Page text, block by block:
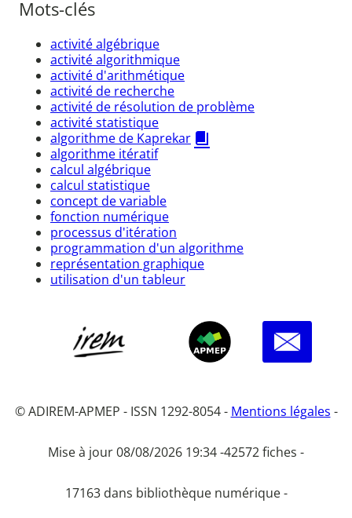
Mots-clés
activité algébrique
activité algorithmique
activité d'arithmétique
activité de recherche
activité de résolution de problème
activité statistique
algorithme de Kaprekar
algorithme itératif
calcul algébrique
calcul statistique
concept de variable
fonction numérique
processus d'itération
programmation d'un algorithme
représentation graphique
utilisation d'un tableur
© ADIREM-APMEP - ISSN 1292-8054 - Mentions légales -
Mise à jour 08/08/2026 19:34 -42572 fiches -
17163 dans bibliothèque numérique -